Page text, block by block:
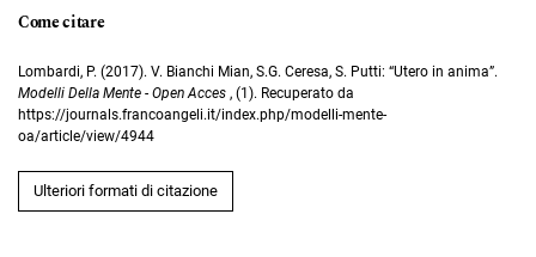
Come citare
Lombardi, P. (2017). V. Bianchi Mian, S.G. Ceresa, S. Putti: “Utero in anima”.
Modelli Della Mente - Open Acces , (1). Recuperato da
https://journals.francoangeli.it/index.php/modelli-mente-
oa/article/view/4944
Ulteriori formati di citazione